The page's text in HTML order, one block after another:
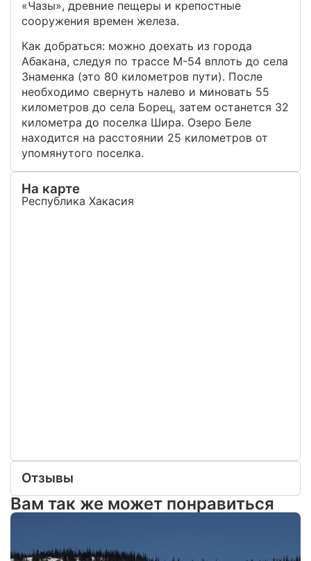
«Чазы», древние пещеры и крепостные
сооружения времен железа.
Как добраться: можно доехать из города
Абакана, следуя по трассе М-54 вплоть до села
Знаменка (это 80 километров пути). После
необходимо свернуть налево и миновать 55
километров до села Борец, затем останется 32
километра до поселка Шира. Озеро Беле
находится на расстоянии 25 километров от
упомянутого поселка.
На карте
Республика Хакасия
Отзывы
Вам так же может понравиться